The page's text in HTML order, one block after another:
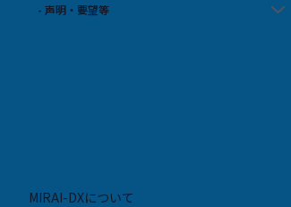
- 声明・要望等
MIRAI-DXについて